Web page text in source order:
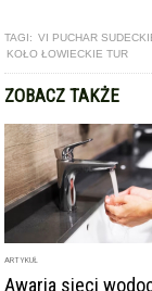
TAGI: VI PUCHAR
KOŁO ŁOWIECKIE TUR
ZOBACZ TAKŻE
ARTYKUŁ
Awaria sieci